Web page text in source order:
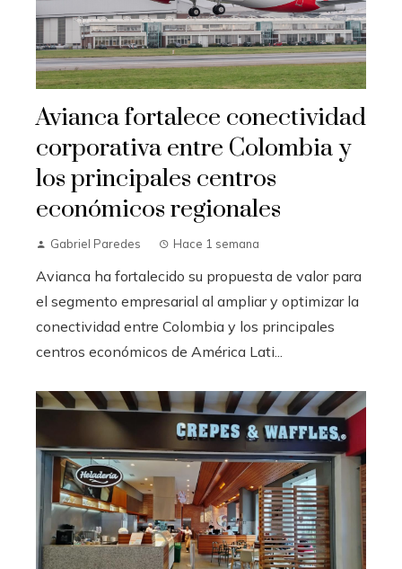
Avianca fortalece conectividad
corporativa entre Colombia y
los principales centros
económicos regionales
Gabriel Paredes Hace 1 semana
Avianca ha fortalecido su propuesta de valor para
el segmento empresarial al ampliar y optimizar la
conectividad entre Colombia y los principales
centros económicos de América Lati...